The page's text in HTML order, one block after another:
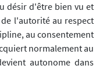
désir d'être bien vu et
l'autorité au respect
au consentement
normalement au
autonome dans